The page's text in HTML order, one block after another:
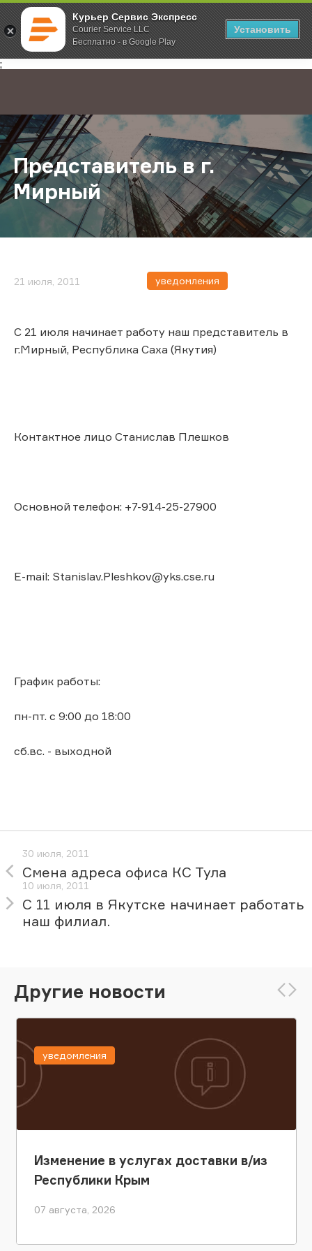
Курьер Сервис Экспресс
Courier Service LLC
Бесплатно - в Google Play
Установить
;
Главная О компании Новости Представитель в г. Мирный
Представитель в г.
Мирный
21 июля, 2011 уведомления
С 21 июля начинает работу наш представитель в
г.Мирный, Республика Саха (Якутия)
Контактное лицо Станислав Плешков
Основной телефон: +7-914-25-27900
E-mail: Stanislav.Pleshkov@yks.cse.ru
График работы:
пн-пт. с 9:00 до 18:00
сб.вс. - выходной
30 июля, 2011
Смена адреса офиса КС Тула
10 июля, 2011
С 11 июля в Якутске начинает работать
наш филиал.
Другие новости
Изменение в услугах доставки в/из
Республики Крым
07 августа, 2026
уведомления